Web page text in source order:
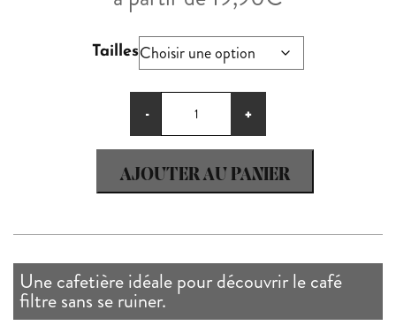
Tailles
-
de
Cafetière
Clever
Dripper
+
AJOUTER AU PANIER
Une cafetière idéale pour découvrir le café
filtre sans se ruiner.